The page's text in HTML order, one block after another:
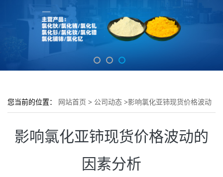
您当前的位置： 网站首页 > 公司动态 >影响氯化亚铈现货价格波动
影响氯化亚铈现货价格波动的
因素分析